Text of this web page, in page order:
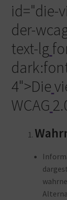
id="die-
der-
text-lg
4">Die
WCAG